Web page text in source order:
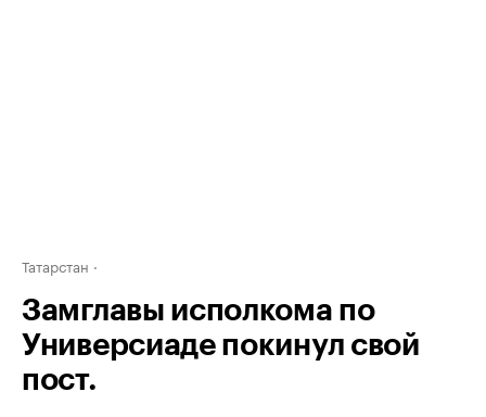
Татарстан
Замглавы исполкома по
Универсиаде покинул свой
пост.